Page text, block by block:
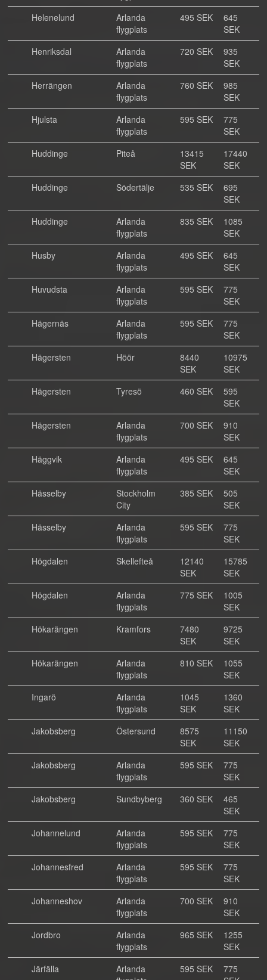
Helenelund
Arlanda
flygplats
495 SEK
645
SEK
Henriksdal
Arlanda
flygplats
720 SEK
935
SEK
Herrängen
Arlanda
flygplats
760 SEK
985
SEK
Hjulsta
Arlanda
flygplats
595 SEK
775
SEK
Huddinge
Piteå
13415
SEK
17440
SEK
Huddinge
Södertälje 535 SEK
695
SEK
Huddinge
Arlanda
flygplats
835 SEK
1085
SEK
Husby
Arlanda
flygplats
495 SEK
645
SEK
Huvudsta
Arlanda
flygplats
595 SEK
775
SEK
Hägernäs
Arlanda
flygplats
595 SEK
775
SEK
Hägersten
Höör
8440
SEK
10975
SEK
Hägersten
Tyresö 460 SEK
595
SEK
Hägersten
Arlanda
flygplats
700 SEK
910
SEK
Häggvik
Arlanda
flygplats
495 SEK
645
SEK
Hässelby
Stockholm
City
385 SEK
505
SEK
Hässelby
Arlanda
flygplats
595 SEK
775
SEK
Högdalen
Skellefteå
12140
SEK
15785
SEK
Högdalen
Arlanda
flygplats
775 SEK
1005
SEK
Hökarängen
Kramfors
7480
SEK
9725
SEK
Hökarängen
Arlanda
flygplats
810 SEK
1055
SEK
Ingarö
Arlanda
flygplats
1045
SEK
1360
SEK
Jakobsberg
Östersund
8575
SEK
11150
SEK
Jakobsberg
Arlanda
flygplats
595 SEK
775
SEK
Jakobsberg
Sundbyberg 360 SEK
465
SEK
Johannelund
Arlanda
flygplats
595 SEK
775
SEK
Johannesfred
Arlanda
flygplats
595 SEK
775
SEK
Johanneshov
Arlanda
flygplats
700 SEK
910
SEK
Jordbro
Arlanda
flygplats
965 SEK
1255
SEK
Järfälla
Arlanda
595 SEK
775